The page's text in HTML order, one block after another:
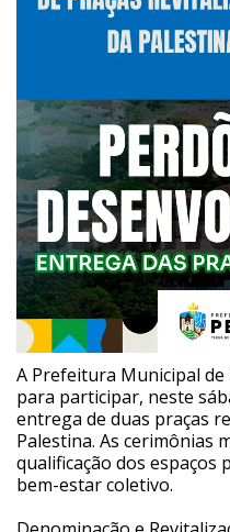
A Prefeitura Municipal de
para participar, neste
entrega de duas praças
Palestina. As cerimônias
qualificação dos espaços
bem-estar coletivo.